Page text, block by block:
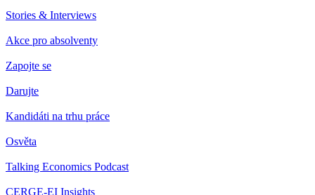
Stories & Interviews
Akce pro absolventy
Zapojte se
Darujte
Kandidáti na trhu práce
Osvěta
Talking Economics Podcast
CERGE-EI Insights